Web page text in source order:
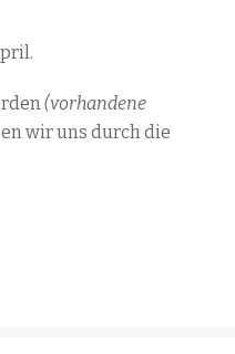
(vorhandene
wir uns durch die